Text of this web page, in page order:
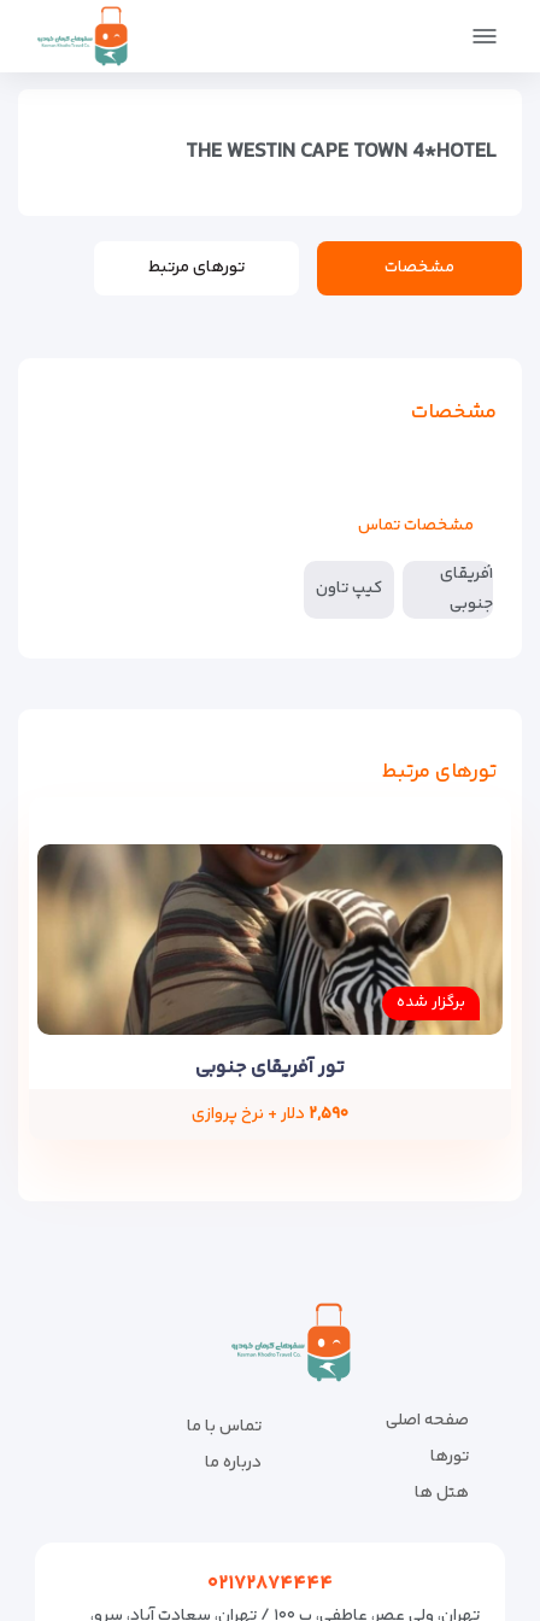
صفحه اصلی
THE WESTIN CAPE TOWN 4*HOTEL
مشخصات تورهای مرتبط
مشخصات
مشخصات تماس
آفریقای
جنوبی
کیپ تاون
تورهای مرتبط
برگزار شده
تور آفریقای جنوبی
۲,۵۹۰ دلار + نرخ پروازی
صفحه اصلی
تورها
هتل ها
تماس با ما
درباره ما
۰۲۱۷۲۸۷۴۴۴۴
تهران، ولی عصر، عاطفی، پ ۱۰۰ / تهران، سعادت آباد، سرو،